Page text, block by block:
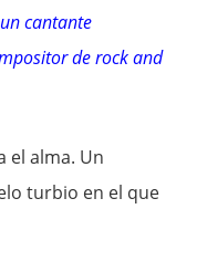
cantante
de rock and
el alma. Un
turbio en el que